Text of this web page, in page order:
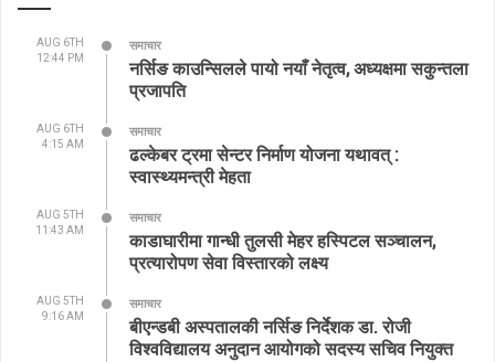
AUG 6TH
12:44 PM
समाचार
नर्सिङ काउन्सिलले पायो नयाँ नेतृत्व, अध्यक्षमा सकुन्तला
प्रजापति
AUG 6TH
4:15 AM
समाचार
ढल्केबर ट्रमा सेन्टर निर्माण योजना यथावत् :
स्वास्थ्यमन्त्री मेहता
AUG 5TH
11:43 AM
समाचार
काडाघारीमा गान्धी तुलसी मेहर हस्पिटल सञ्चालन,
प्रत्यारोपण सेवा विस्तारको लक्ष्य
AUG 5TH
9:16 AM
समाचार
बीएन्डबी अस्पतालकी नर्सिङ निर्देशक डा. रोजी
विश्वविद्यालय अनुदान आयोगको सदस्य सचिव नियुक्त